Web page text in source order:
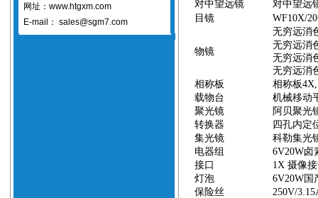
网址：www.htgxm.com
E-mail： sales@sgm7.com
对中望远镜
对中望远
目镜
WF10X/20
物镜
无穷远消
无穷远消
无穷远消
无穷远消
相称板
相称板
载物台
机械移动
聚光镜
阿贝聚光
转换器
四孔内定
集光镜
科勒集光
电器组
6V20W卤
接口
1X摄像
灯泡
6V20W国
保险丝
250V/